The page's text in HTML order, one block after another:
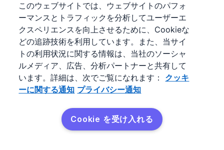
できます。条件に合わないリード対応に営業担当
者が費やす時間を削減できます。
瞬間に、リードがLeads Inbox、パイプライン、連
絡先へ自動的にインポートされます。
Webフォームはソーシャルメディアでリンク共有
できるため、サイト外でもリードを獲得できま
す。
Pipedriveのリード管理・獲得機能を利用している
お客様は、パイプライン内の取引数が平均93%増
加し、成立した取引の平均金額が21%向上し、成約
までの時間が46%短縮されています。
こうした成果は、リード獲得の自動化、選別、パ
イプライン管理ツールが連携して機能することで
営業のプロに選ばれるCRMを
始めましょう
無料で始める
このウェブサイトでは、ウェブサイトのパフォ
ーマンスとトラフィックを分析してユーザーエ
クスペリエンスを向上させるために、Cookieな
どの追跡技術を利用しています。また、当サイ
トの利用状況に関する情報は、当社のソーシャ
ルメディア、広告、分析パートナーと共有して
います。詳細は、次でご覧になれます：
クッキ
ーに関する通知 プライバシー通知
Cookie を受け入れる